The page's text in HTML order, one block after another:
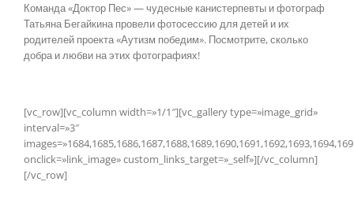
Команда «Доктор Пес» — чудесные канистерпевты и фотограф
Татьяна Бегайкина провели фотосессию для детей и их
родителей проекта «Аутизм победим». Посмотрите, сколько
добра и любви на этих фотографиях!
[vc_row][vc_column width=»1/1″][vc_gallery type=»image_grid»
interval=»3″
onclick=»link_image» custom_links_target=»_self»][/vc_column]
[/vc_row]